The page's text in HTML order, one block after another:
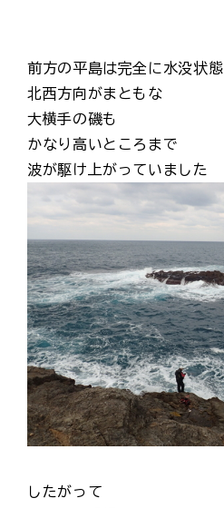
前方の平島は完全に水没状態
北西方向がまともな
大横手の磯も
かなり高いところまで
波が駆け上がっていました
したがって